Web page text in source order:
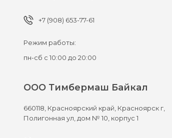
+7 (908) 653-77-61
Режим работы:
пн-сб с 10:00 до 20:00
ООО Тимбермаш Байкал
660118, Красноярский край, Красноярск г,
Полигонная ул, дом № 10, корпус 1